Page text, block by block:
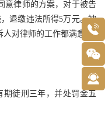
意律师的方案，对于被告
退缴违法所得5万元。被
人对律师的工作都满意。
期徒刑三年，并处罚金五